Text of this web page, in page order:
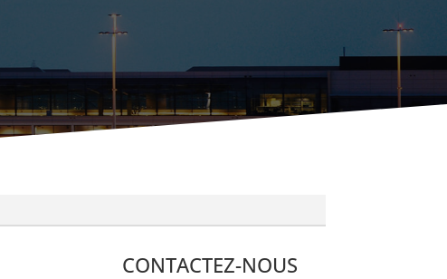
CONTACTEZ-NOUS